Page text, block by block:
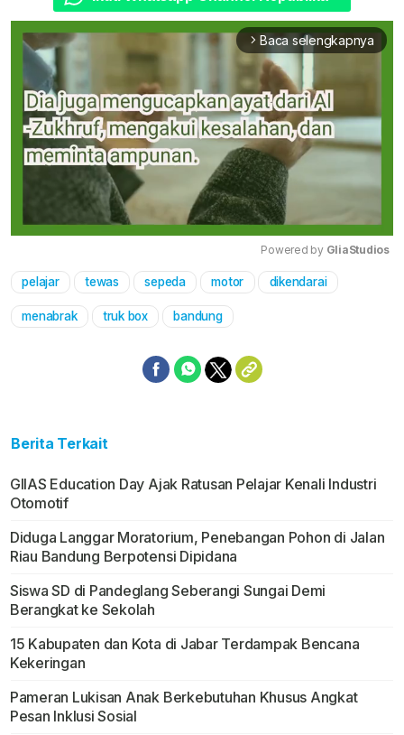
arrow_forward_ios Baca selengkapnya
Mute
Powered by GliaStudios
pelajar tewas sepeda motor dikendarai
menabrak truk box bandung
Berita Terkait
GIIAS Education Day Ajak Ratusan Pelajar Kenali Industri
Otomotif
Diduga Langgar Moratorium, Penebangan Pohon di Jalan
Riau Bandung Berpotensi Dipidana
Siswa SD di Pandeglang Seberangi Sungai Demi
Berangkat ke Sekolah
15 Kabupaten dan Kota di Jabar Terdampak Bencana
Kekeringan
Pameran Lukisan Anak Berkebutuhan Khusus Angkat
Pesan Inklusi Sosial